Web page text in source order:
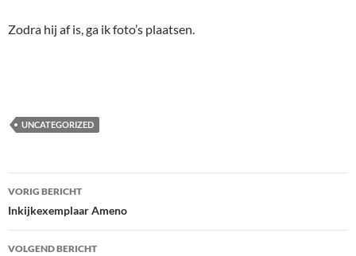
Zodra hij af is, ga ik foto’s plaatsen.
UNCATEGORIZED
Bericht
navigatie
VORIG BERICHT
Inkijkexemplaar Ameno
VOLGEND BERICHT